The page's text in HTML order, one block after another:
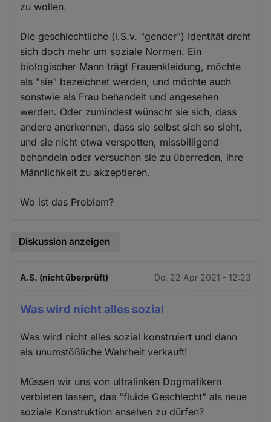
zu wollen.
Die geschlechtliche (i.S.v. "gender") Identität dreht
sich doch mehr um soziale Normen. Ein
biologischer Mann trägt Frauenkleidung, möchte
als "sie" bezeichnet werden, und möchte auch
sonstwie als Frau behandelt und angesehen
werden. Oder zumindest wünscht sie sich, dass
andere anerkennen, dass sie selbst sich so sieht,
und sie nicht etwa verspotten, missbilligend
behandeln oder versuchen sie zu überreden, ihre
Männlichkeit zu akzeptieren.
Wo ist das Problem?
Diskussion anzeigen
A.S. (nicht überprüft) Do. 22 Apr 2021 - 12:23
Was wird nicht alles sozial
Was wird nicht alles sozial konstruiert und dann
als unumstößliche Wahrheit verkauft!
Müssen wir uns von ultralinken Dogmatikern
verbieten lassen, das "fluide Geschlecht" als neue
soziale Konstruktion ansehen zu dürfen?